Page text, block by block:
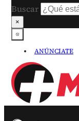
Buscar
×
ANÚNCIATE